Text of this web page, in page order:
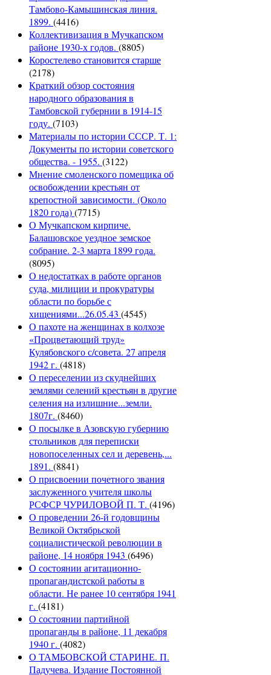
Тамбово-Камышинская линия.
1899. (4416)
Коллективизация в Мучкапском
районе 1930-х годов. (8805)
Коростелево становится старше
(2178)
Краткий обзор состояния
народного образования в
Тамбовской губернии в 1914-15
году. (7103)
Материалы по истории СССР. Т. 1:
Документы по истории советского
общества. - 1955. (3122)
Мнение смоленского помещика об
освобождении крестьян от
крепостной зависимости. (Около
1820 года)(7715)
О Мучкапском кирпиче.
Балашовское уездное земское
собрание. 2-3 марта 1899 года.
(8095)
О недостатках в работе органов
суда, милиции и прокуратуры
области по борьбе с
хищениями...26.05.43 (4545)
О пахоте на женщинах в колхозе
«Процветающий труд»
Кулябовского с/совета. 27 апреля
1942 г. (4818)
О переселении из скуднейших
землями селений крестьян в другие
селения на излишние...земли.
1807г. (8460)
О посылке в Азовскую губернию
стольников для переписки
новопоселенных сел и деревень,...
1891. (8841)
О присвоении почетного звания
заслуженного учителя школы
РСФСР ЧУРИЛОВОЙ П. Т. (4196)
О проведении 26-й годовщины
Великой Октябрьской
социалистической революции в
районе, 14 ноября 1943 (6496)
О состоянии агитационно-
пропагандистской работы в
области. Не ранее 10 сентября 1941
г. (4181)
О состоянии партийной
пропаганды в районе, 11 декабря
1940 г. (4082)
О ТАМБОВСКОЙ СТАРИНЕ. П.
Падучева. Издание Постоянной